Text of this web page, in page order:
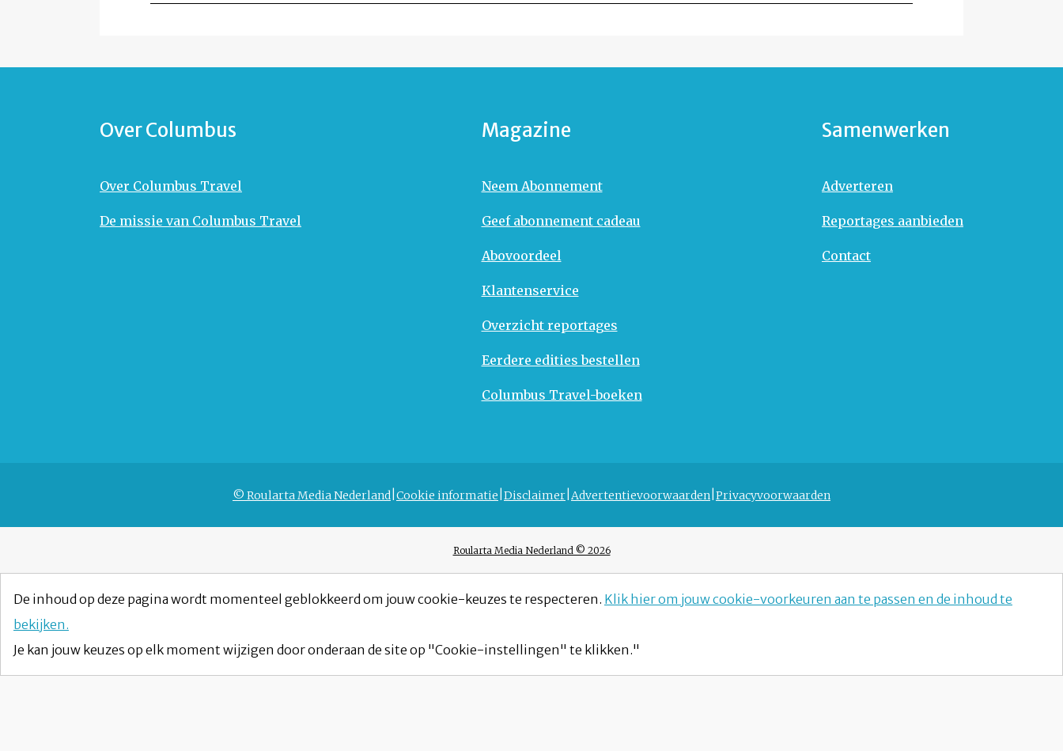
Over Columbus
Over Columbus Travel
De missie van Columbus Travel
Magazine
Neem Abonnement
Geef abonnement cadeau
Abovoordeel
Klantenservice
Overzicht reportages
Eerdere edities bestellen
Columbus Travel-boeken
Samenwerken
Adverteren
Reportages aanbieden
Contact
© Roularta Media Nederland Cookie informatie Disclaimer Advertentievoorwaarden Privacyvoorwaarden
Roularta Media Nederland © 2026
De inhoud op deze pagina wordt momenteel geblokkeerd om jouw cookie-keuzes te respecteren. Klik hier om jouw cookie-voorkeuren aan te passen en de inhoud te
bekijken.
Je kan jouw keuzes op elk moment wijzigen door onderaan de site op "Cookie-instellingen" te klikken."